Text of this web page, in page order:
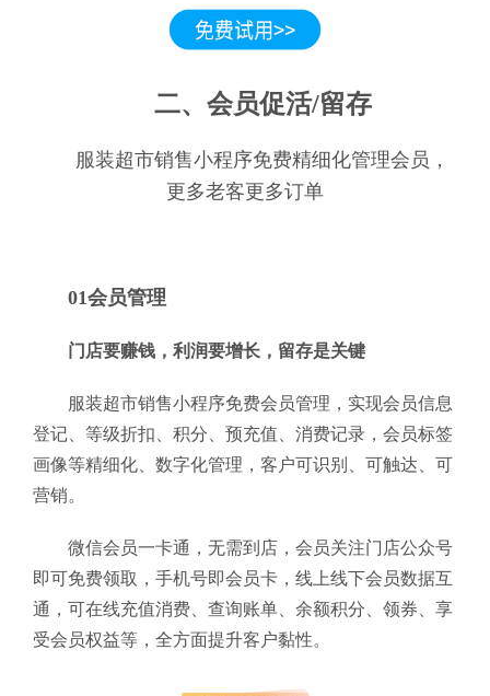
二、会员促活/留存
服装超市销售小程序免费精细化管理会员，
更多老客更多订单
01会员管理
门店要赚钱，利润要增长，留存是关键
服装超市销售小程序免费会员管理，实现会员信息
登记、等级折扣、积分、预充值、消费记录，会员标签
画像等精细化、数字化管理，客户可识别、可触达、可
营销。
微信会员一卡通，无需到店，会员关注门店公众号
即可免费领取，手机号即会员卡，线上线下会员数据互
通，可在线充值消费、查询账单、余额积分、领券、享
受会员权益等，全方面提升客户黏性。